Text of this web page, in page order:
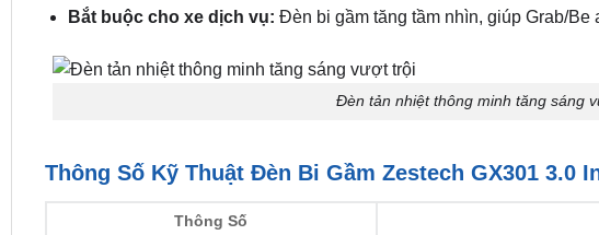
Bắt buộc cho xe dịch vụ: Đèn bi gầm tăng tầm nhìn, giúp Grab/Be
Đèn tản nhiệt thông minh tăng sáng
Thông Số Kỹ Thuật Đèn Bi Gầm Zestech GX301 3.0
Thông Số